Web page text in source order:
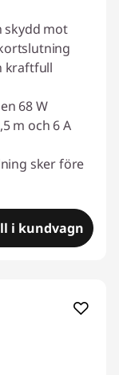
skydd mot
kraftfull
68 W
m och 6 A
sker före
i kundvagn